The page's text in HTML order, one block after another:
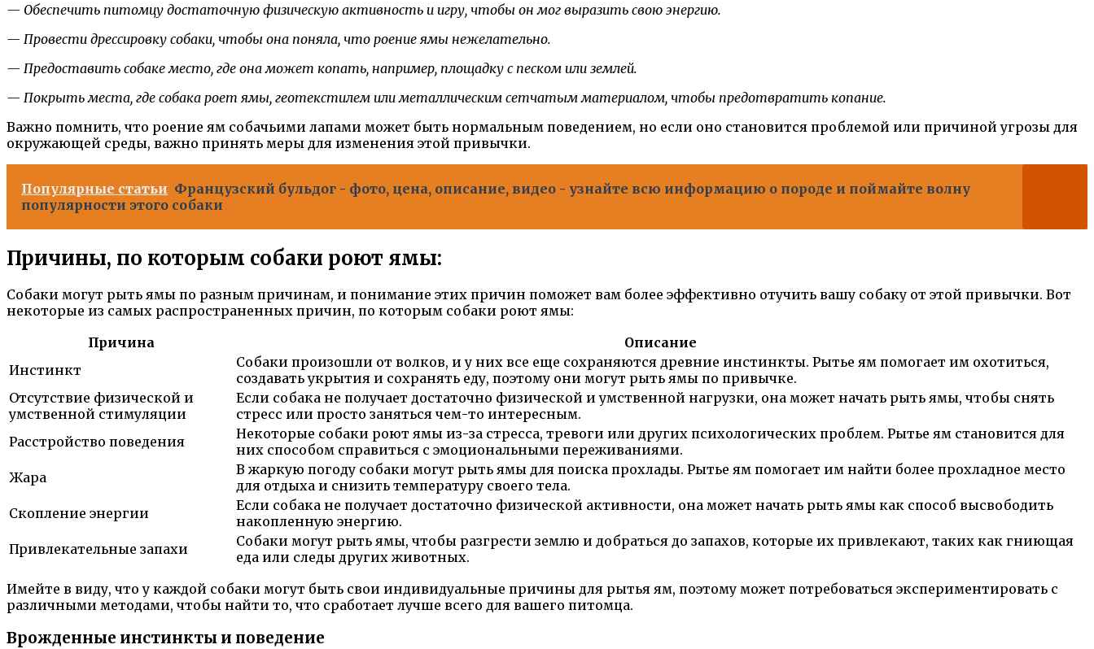
— Обеспечить питомцу достаточную физическую активность и игру, чтобы он мог выразить свою энергию.
— Провести дрессировку собаки, чтобы она поняла, что роение ямы нежелательно.
— Предоставить собаке место, где она может копать, например, площадку с песком или землей.
— Покрыть места, где собака роет ямы, геотекстилем или металлическим сетчатым материалом, чтобы предотвратить копание.
Важно помнить, что роение ям собачьими лапами может быть нормальным поведением, но если оно становится проблемой или причиной угрозы для
окружающей среды, важно принять меры для изменения этой привычки.
Популярные статьи Французский бульдог - фото, цена, описание, видео - узнайте всю информацию о породе и поймайте волну
популярности этого собаки
Причины, по которым собаки роют ямы:
Собаки могут рыть ямы по разным причинам, и понимание этих причин поможет вам более эффективно отучить вашу собаку от этой привычки. Вот
некоторые из самых распространенных причин, по которым собаки роют ямы:
Причина
Описание
Инстинкт
Собаки произошли от волков, и у них все еще сохраняются древние инстинкты. Рытье ям помогает им охотиться,
создавать укрытия и сохранять еду, поэтому они могут рыть ямы по привычке.
Отсутствие физической и
умственной стимуляции
Если собака не получает достаточно физической и умственной нагрузки, она может начать рыть ямы, чтобы снять
стресс или просто заняться чем-то интересным.
Расстройство поведения
Некоторые собаки роют ямы из-за стресса, тревоги или других психологических проблем. Рытье ям становится для
них способом справиться с эмоциональными переживаниями.
Жара
В жаркую погоду собаки могут рыть ямы для поиска прохлады. Рытье ям помогает им найти более прохладное место
для отдыха и снизить температуру своего тела.
Скопление энергии
Если собака не получает достаточно физической активности, она может начать рыть ямы как способ высвободить
накопленную энергию.
Привлекательные запахи
Собаки могут рыть ямы, чтобы разгрести землю и добраться до запахов, которые их привлекают, таких как гниющая
еда или следы других животных.
Имейте в виду, что у каждой собаки могут быть свои индивидуальные причины для рытья ям, поэтому может потребоваться экспериментировать с
различными методами, чтобы найти то, что сработает лучше всего для вашего питомца.
Врожденные инстинкты и поведение